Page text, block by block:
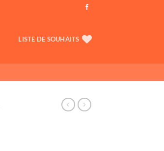
LISTE DE SOUHAITS